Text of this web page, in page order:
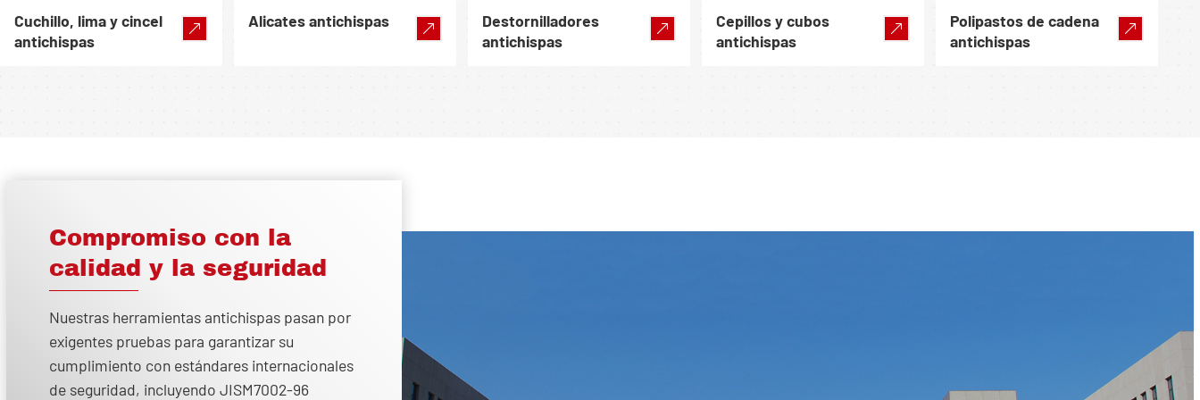
Cuchillo, lima y cincel
antichispas
Alicates antichispas
Destornilladores
antichispas
Cepillos y cubos
antichispas
Polipastos de cadena
antichispas
Compromiso con la
calidad y la seguridad
Nuestras herramientas antichispas pasan por
exigentes pruebas para garantizar su
cumplimiento con estándares internacionales
de seguridad, incluyendo JISM7002-96